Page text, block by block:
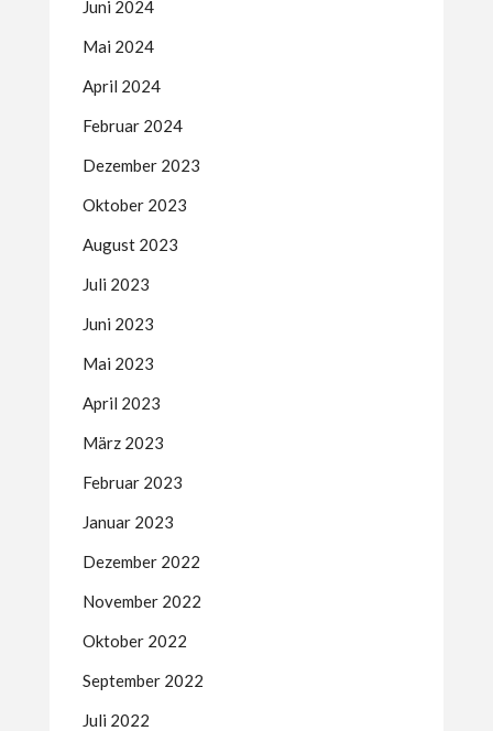
Juni 2024
Mai 2024
April 2024
Februar 2024
Dezember 2023
Oktober 2023
August 2023
Juli 2023
Juni 2023
Mai 2023
April 2023
März 2023
Februar 2023
Januar 2023
Dezember 2022
November 2022
Oktober 2022
September 2022
Juli 2022